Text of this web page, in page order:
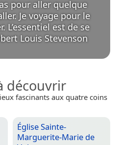
pour aller quelque
Je voyage pour le
L’essentiel est de se
Louis Stevenson
découvrir
fascinants aux quatre coins
Église Sainte-
Marguerite-Marie de